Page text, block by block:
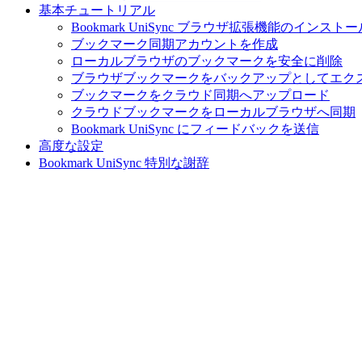
基本チュートリアル
Bookmark UniSync ブラウザ拡張機能のインストー
ブックマーク同期アカウントを作成
ローカルブラウザのブックマークを安全に削除
ブラウザブックマークをバックアップとしてエク
ブックマークをクラウド同期へアップロード
クラウドブックマークをローカルブラウザへ同期
Bookmark UniSync にフィードバックを送信
高度な設定
Bookmark UniSync 特別な謝辞